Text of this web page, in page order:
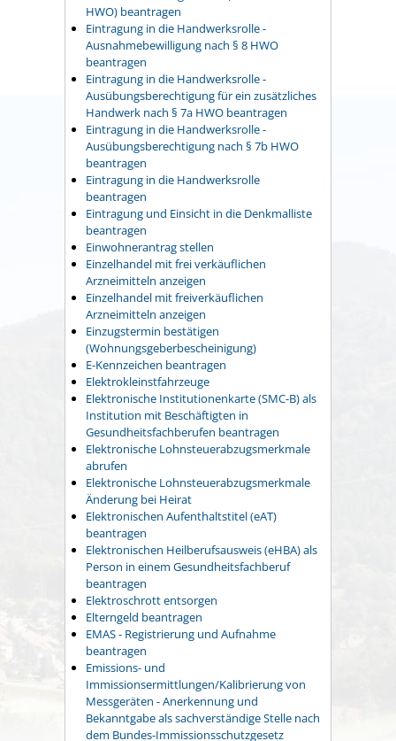
HWO) beantragen
Eintragung in die Handwerksrolle -
Ausnahmebewilligung nach § 8 HWO
beantragen
Eintragung in die Handwerksrolle -
Ausübungsberechtigung für ein zusätzliches
Handwerk nach § 7a HWO beantragen
Eintragung in die Handwerksrolle -
Ausübungsberechtigung nach § 7b HWO
beantragen
Eintragung in die Handwerksrolle
beantragen
Eintragung und Einsicht in die Denkmalliste
beantragen
Einwohnerantrag stellen
Einzelhandel mit frei verkäuflichen
Arzneimitteln anzeigen
Einzelhandel mit freiverkäuflichen
Arzneimitteln anzeigen
Einzugstermin bestätigen
(Wohnungsgeberbescheinigung)
E-Kennzeichen beantragen
Elektrokleinstfahrzeuge
Elektronische Institutionenkarte (SMC-B) als
Institution mit Beschäftigten in
Gesundheitsfachberufen beantragen
Elektronische Lohnsteuerabzugsmerkmale
abrufen
Elektronische Lohnsteuerabzugsmerkmale
Änderung bei Heirat
Elektronischen Aufenthaltstitel (eAT)
beantragen
Elektronischen Heilberufsausweis (eHBA) als
Person in einem Gesundheitsfachberuf
beantragen
Elektroschrott entsorgen
Elterngeld beantragen
EMAS - Registrierung und Aufnahme
beantragen
Emissions- und
Immissionsermittlungen/Kalibrierung von
Messgeräten - Anerkennung und
Bekanntgabe als sachverständige Stelle nach
dem Bundes-Immissionsschutzgesetz